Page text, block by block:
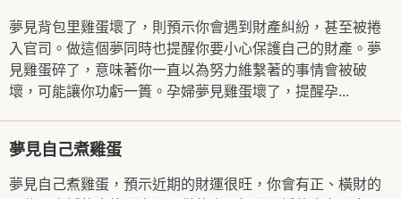
夢見背包里雞蛋壞了，則預示你會遇到財產糾紛，甚至被捲
入官司。做這個夢同時也提醒你要小心保護自己的財產。夢
見雞蛋碎了，意味著你一直以為努力維繫著的事情會被破
壞，可能讓你功虧一簣。孕婦夢見雞蛋壞了，提醒孕...
夢見自己煮雞蛋
夢見自己煮雞蛋，預示近期的財運很旺，你會有正、橫財的